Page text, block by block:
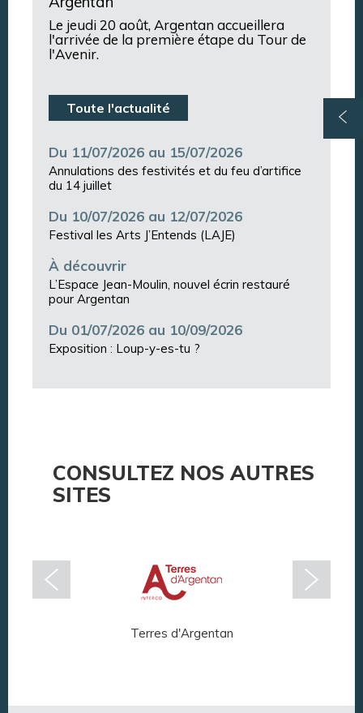
Le jeudi 20 août, Argentan accueillera
l'arrivée de la première étape du Tour de
l'Avenir.
Toute l'actualité
Du 11/07/2026 au 15/07/2026
Annulations des festivités et du feu d’artifice
du 14 juillet
Du 10/07/2026 au 12/07/2026
Festival les Arts J’Entends (LAJE)
À découvrir
L’Espace Jean-Moulin, nouvel écrin restauré
pour Argentan
Du 01/07/2026 au 10/09/2026
Exposition : Loup-y-es-tu ?
CONSULTEZ NOS AUTRES
SITES
Terres d'Argentan